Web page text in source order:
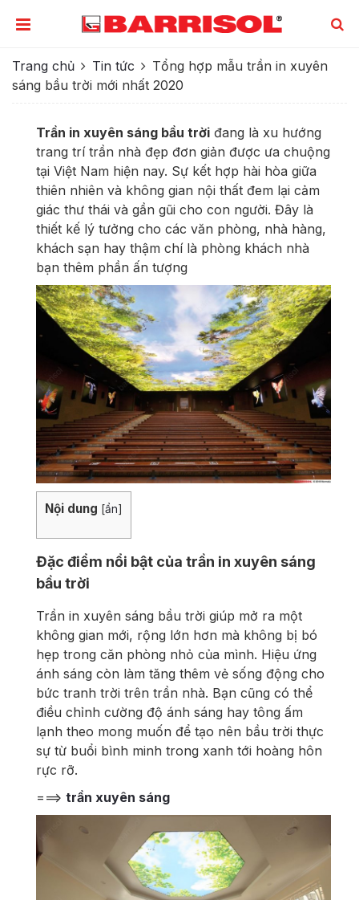
Trang chủ Tin tức
Tổng hợp mẫu trần in xuyên
sáng bầu trời mới nhất 2020
Trần in xuyên sáng bầu trời đang là xu hướng
trang trí trần nhà đẹp đơn giản được ưa chuộng
tại Việt Nam hiện nay. Sự kết hợp hài hòa giữa
thiên nhiên và không gian nội thất đem lại cảm
giác thư thái và gần gũi cho con người. Đây là
thiết kế lý tưởng cho các văn phòng, nhà hàng,
khách sạn hay thậm chí là phòng khách nhà
bạn thêm phần ấn tượng
Nội dung [ẩn]
Đặc điểm nổi bật của trần in xuyên sáng
bầu trời
Trần in xuyên sáng bầu trời giúp mở ra một
không gian mới, rộng lớn hơn mà không bị bó
hẹp trong căn phòng nhỏ của mình. Hiệu ứng
ánh sáng còn làm tăng thêm vẻ sống động cho
bức tranh trời trên trần nhà. Bạn cũng có thể
điều chỉnh cường độ ánh sáng hay tông ấm
lạnh theo mong muốn để tạo nên bầu trời thực
sự từ buổi bình minh trong xanh tới hoàng hôn
rực rỡ.
===> trần xuyên sáng